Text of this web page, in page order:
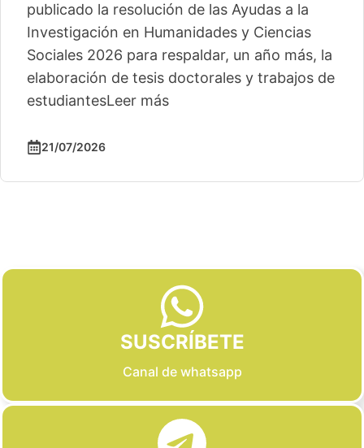
publicado la resolución de las Ayudas a la
Investigación en Humanidades y Ciencias
Sociales 2026 para respaldar, un año más, la
elaboración de tesis doctorales y trabajos de
estudiantesLeer más
21/07/2026
SUSCRÍBETE
Canal de whatsapp